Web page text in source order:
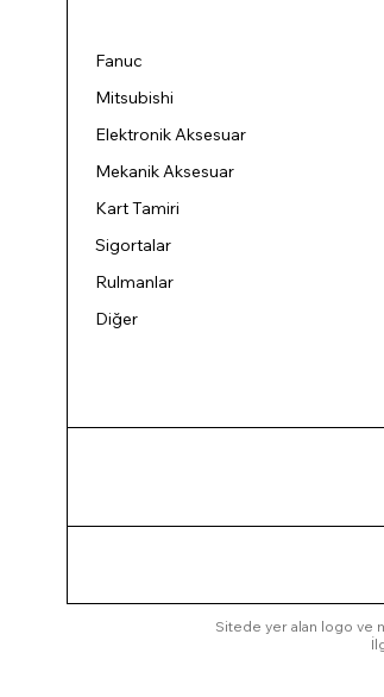
Fanuc
Mitsubishi
Elektronik Aksesuar
Mekanik Aksesuar
Kart Tamiri
Sigortalar
Rulmanlar
Diğer
Sitede yer alan logo ve